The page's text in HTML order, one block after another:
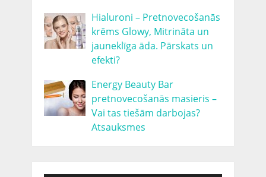
Hialuroni – Pretnovecošanās
krēms Glowy, Mitrināta un
jauneklīga āda. Pārskats un
efekti?
Energy Beauty Bar
pretnovecošanās masieris –
Vai tas tiešām darbojas?
Atsauksmes